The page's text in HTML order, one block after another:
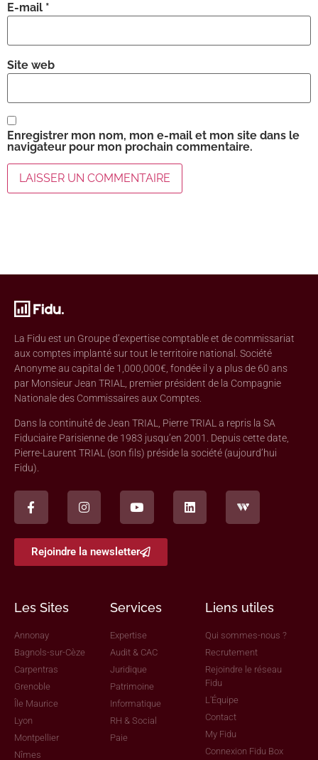
E-mail *
Site web
Enregistrer mon nom, mon e-mail et mon site dans le
navigateur pour mon prochain commentaire.
La Fidu est un Groupe d’expertise comptable et de commissariat
aux comptes implanté sur tout le territoire national. Société
Anonyme au capital de 1,000,000€, fondée il y a plus de 60 ans
par Monsieur Jean TRIAL, premier président de la Compagnie
Nationale des Commissaires aux Comptes.
Dans la continuité de Jean TRIAL, Pierre TRIAL a repris la SA
Fiduciaire Parisienne de 1983 jusqu’en 2001. Depuis cette date,
Pierre-Laurent TRIAL (son fils) préside la société (aujourd’hui
Fidu).
Rejoindre la newsletter
Les Sites
Annonay
Bagnols-sur-Cèze
Carpentras
Grenoble
Île Maurice
Lyon
Montpellier
Nîmes
Services
Expertise
Audit & CAC
Juridique
Patrimoine
Informatique
RH & Social
Paie
Liens utiles
Qui sommes-nous ?
Recrutement
Rejoindre le réseau
Fidu
L'Équipe
Contact
My Fidu
Connexion Fidu Box